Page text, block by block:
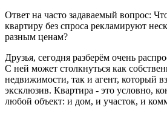
Ответ на часто задаваемый вопрос:
квартиру без спроса рекламируют
разным ценам?
Друзья, сегодня разберём очень
С ней может столкнуться как
недвижимости, так и агент, который
эксклюзив. Квартира - это условно,
любой объект: и дом, и участок, и